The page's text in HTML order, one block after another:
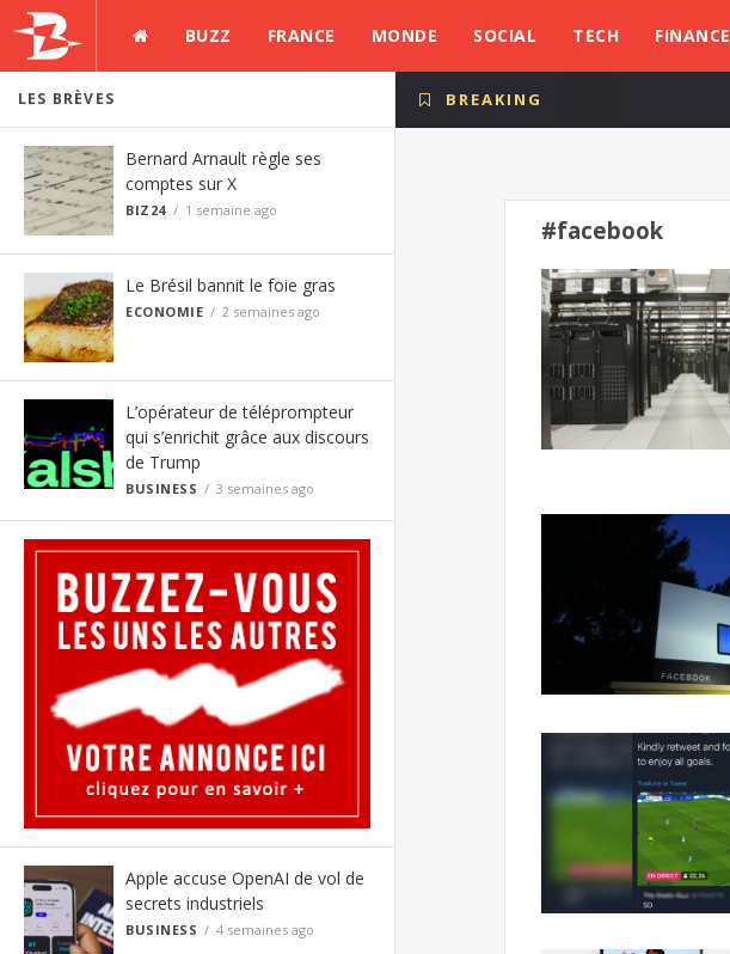
BUZZ FRANCE MONDE SOCIAL TECH FINANCE
LES BRÈVES
Bernard Arnault règle ses
comptes sur X
BIZ24 1 semaine ago
Le Brésil bannit le foie gras
ECONOMIE 2 semaines ago
L’opérateur de téléprompteur
qui s’enrichit grâce aux discours
de Trump
BUSINESS 3 semaines ago
Apple accuse OpenAI de vol de
secrets industriels
BUSINESS 4 semaines ago
BREAKING
#facebook